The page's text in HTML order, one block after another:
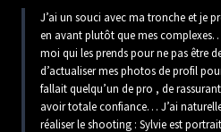
J’ai un souci avec ma tronche et je
en avant plutôt que mes
moi qui les prends pour ne pas être
d’actualiser mes photos de profil
fallait quelqu’un de pro , de
avoir totale confiance… J’ai
réaliser le shooting : Sylvie est